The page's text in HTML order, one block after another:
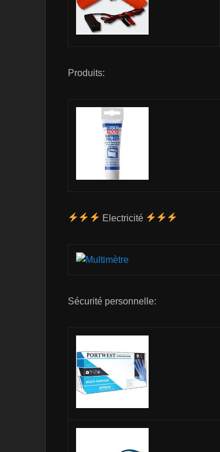
Produits:
Electricité
Sécurité personnelle: